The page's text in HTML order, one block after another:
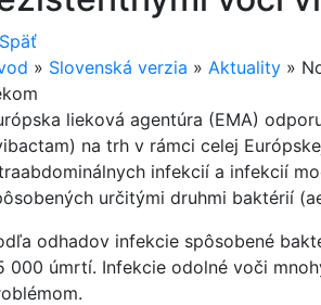
Späť
» Slovenská verzia » Aktuality »
lieková agentúra (EMA)
na trh v rámci celej
infekcií a infekcií
určitými druhmi baktérií
odhadov infekcie spôsobené
000 úmrtí. Infekcie odolné voči